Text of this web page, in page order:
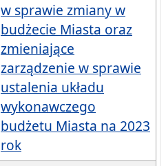
w sprawie zmiany w
budżecie Miasta oraz
zmieniające
zarządzenie w sprawie
ustalenia układu
wykonawczego
budżetu Miasta na 2023
rok